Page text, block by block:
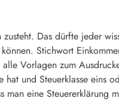
Das dürfte jeder
Stichwort
alle Vorlagen zum
hat und Steuerklasse eins
man eine Steuererklärung